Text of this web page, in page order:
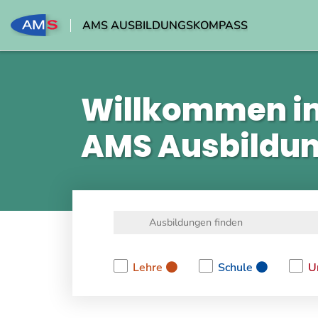
AMS AUSBILDUNGSKOMPASS
Willkommen
AMS
Lehre
Schule